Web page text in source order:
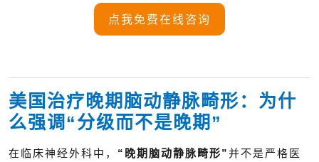
点我免费在线咨询
美国治疗晚期脑动静脉畸形：为什
么强调“分级而不是晚期”
在临床神经外科中， “晚期脑动静脉畸形”并不是严格医